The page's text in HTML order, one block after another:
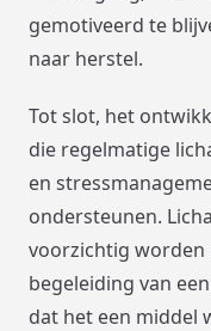
gemotiveerd te
naar herstel.
Tot slot, het
die regelmatige
en
ondersteunen.
voorzichtig
begeleiding van
dat het een middel